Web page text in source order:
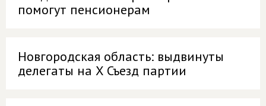
помогут пенсионерам
Новгородская область: выдвинуты
делегаты на X Съезд партии